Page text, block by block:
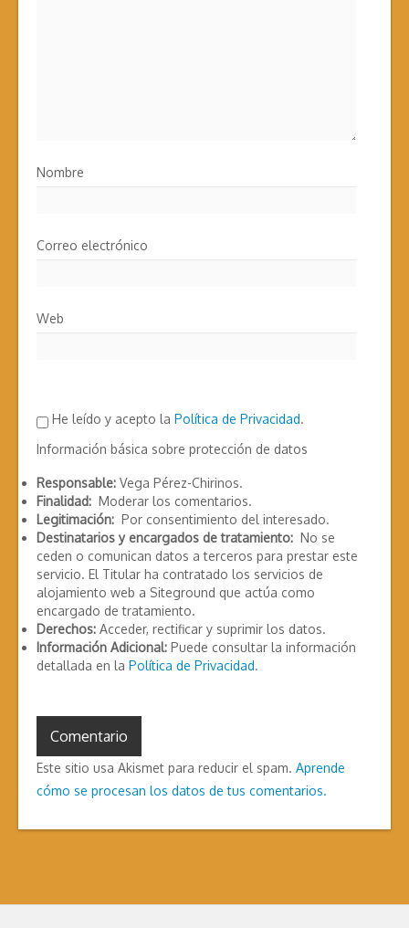
Nombre
Correo electrónico
Web
He leído y acepto la Política de Privacidad.
Información básica sobre protección de datos
Responsable: Vega Pérez-Chirinos.
Finalidad: Moderar los comentarios.
Legitimación: Por consentimiento del interesado.
Destinatarios y encargados de tratamiento: No se
ceden o comunican datos a terceros para prestar este
servicio. El Titular ha contratado los servicios de
alojamiento web a Siteground que actúa como
encargado de tratamiento.
Derechos: Acceder, rectificar y suprimir los datos.
Información Adicional: Puede consultar la información
detallada en la Política de Privacidad.
Este sitio usa Akismet para reducir el spam. Aprende
cómo se procesan los datos de tus comentarios.